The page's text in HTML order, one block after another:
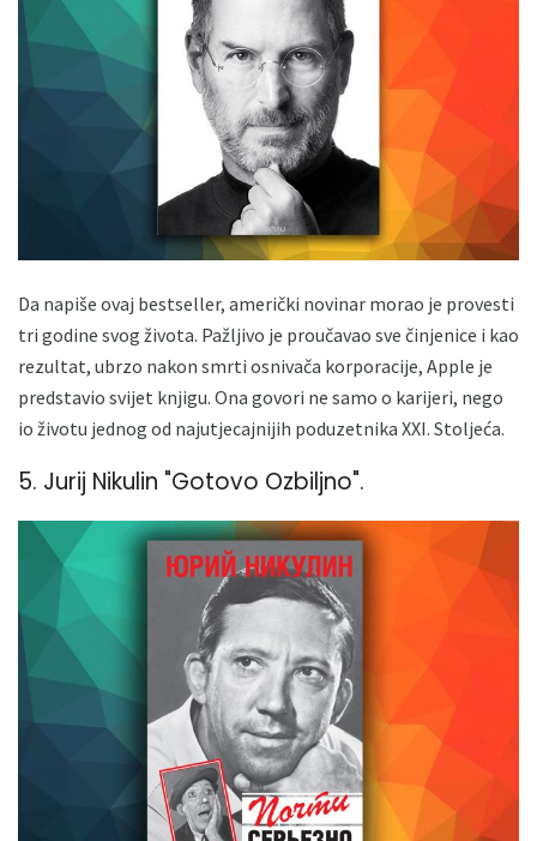
Da napiše ovaj bestseller, američki novinar morao je provesti
tri godine svog života. Pažljivo je proučavao sve činjenice i kao
rezultat, ubrzo nakon smrti osnivača korporacije, Apple je
predstavio svijet knjigu. Ona govori ne samo o karijeri, nego
io životu jednog od najutjecajnijih poduzetnika XXI. Stoljeća.
5. Jurij Nikulin "Gotovo Ozbiljno".